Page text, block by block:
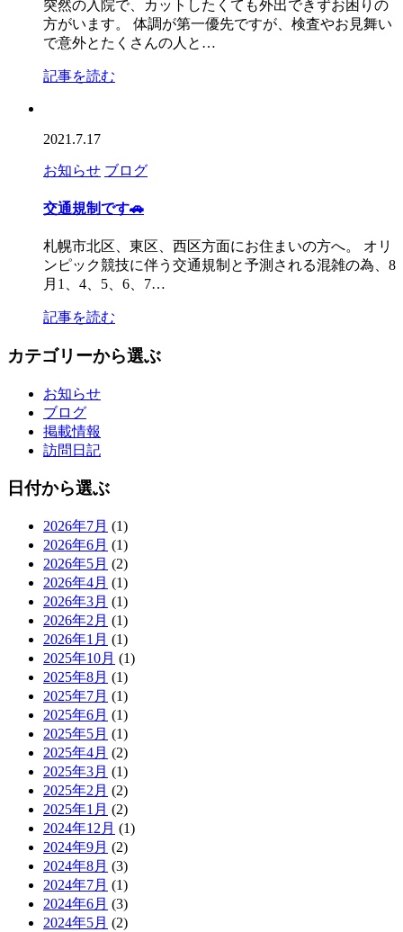
突然の入院で、カットしたくても外出できずお困りの
方がいます。 体調が第一優先ですが、検査やお見舞い
で意外とたくさんの人と…
記事を読む
2021.7.17
お知らせ ブログ
交通規制です🚗
札幌市北区、東区、西区方面にお住まいの方へ。 オリ
ンピック競技に伴う交通規制と予測される混雑の為、8
月1、4、5、6、7…
記事を読む
カテゴリーから選ぶ
お知らせ
ブログ
掲載情報
訪問日記
日付から選ぶ
2026年7月 (1)
2026年6月 (1)
2026年5月 (2)
2026年4月 (1)
2026年3月 (1)
2026年2月 (1)
2026年1月 (1)
2025年10月 (1)
2025年8月 (1)
2025年7月 (1)
2025年6月 (1)
2025年5月 (1)
2025年4月 (2)
2025年3月 (1)
2025年2月 (2)
2025年1月 (2)
2024年12月 (1)
2024年9月 (2)
2024年8月 (3)
2024年7月 (1)
2024年6月 (3)
2024年5月 (2)